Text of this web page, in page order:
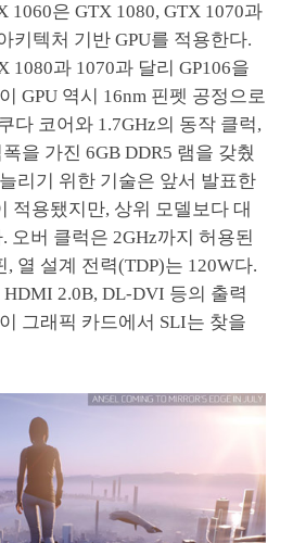
1060은 GTX 1080, GTX 1070과
키텍처 기반 GPU를 적용한다.
1080과 1070과 달리 GP106을
GPU 역시 16nm 핀펫 공정으로
다 코어와 1.7GHz의 동작 클럭,
을 가진 6GB DDR5 램을 갖췄
리기 위한 기술은 앞서 발표한
적용됐지만, 상위 모델보다 대
오버 클럭은 2GHz까지 허용된
, 열 설계 전력(TDP)는 120W다.
2.0B, DL-DVI 등의 출력
그래픽 카드에서 SLI는 찾을